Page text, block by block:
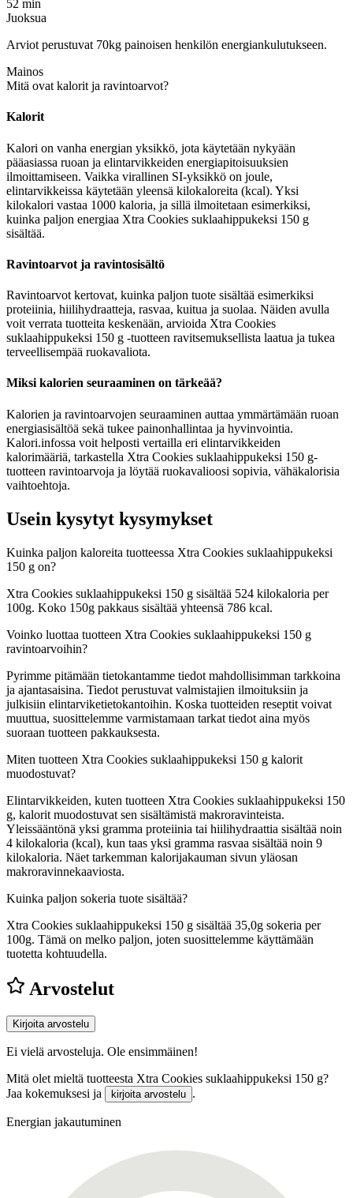
52 min
Juoksua
Arviot perustuvat 70kg painoisen henkilön energiankulutukseen.
Mainos
Mitä ovat kalorit ja ravintoarvot?
Kalorit
Kalori on vanha energian yksikkö, jota käytetään nykyään
pääasiassa ruoan ja elintarvikkeiden energiapitoisuuksien
ilmoittamiseen. Vaikka virallinen SI-yksikkö on joule,
elintarvikkeissa käytetään yleensä kilokaloreita (kcal). Yksi
kilokalori vastaa 1000 kaloria, ja sillä ilmoitetaan esimerkiksi,
kuinka paljon energiaa Xtra Cookies suklaahippukeksi 150 g
sisältää.
Ravintoarvot ja ravintosisältö
Ravintoarvot kertovat, kuinka paljon tuote sisältää esimerkiksi
proteiinia, hiilihydraatteja, rasvaa, kuitua ja suolaa. Näiden avulla
voit verrata tuotteita keskenään, arvioida Xtra Cookies
suklaahippukeksi 150 g -tuotteen ravitsemuksellista laatua ja tukea
terveellisempää ruokavaliota.
Miksi kalorien seuraaminen on tärkeää?
Kalorien ja ravintoarvojen seuraaminen auttaa ymmärtämään ruoan
energiasisältöä sekä tukee painonhallintaa ja hyvinvointia.
Kalori.infossa voit helposti vertailla eri elintarvikkeiden
kalorimääriä, tarkastella Xtra Cookies suklaahippukeksi 150 g-
tuotteen ravintoarvoja ja löytää ruokavalioosi sopivia, vähäkalorisia
vaihtoehtoja.
Usein kysytyt kysymykset
Kuinka paljon kaloreita tuotteessa Xtra Cookies suklaahippukeksi
150 g on?
Xtra Cookies suklaahippukeksi 150 g sisältää 524 kilokaloria per
100g. Koko 150g pakkaus sisältää yhteensä 786 kcal.
Voinko luottaa tuotteen Xtra Cookies suklaahippukeksi 150 g
ravintoarvoihin?
Pyrimme pitämään tietokantamme tiedot mahdollisimman tarkkoina
ja ajantasaisina. Tiedot perustuvat valmistajien ilmoituksiin ja
julkisiin elintarviketietokantoihin. Koska tuotteiden reseptit voivat
muuttua, suosittelemme varmistamaan tarkat tiedot aina myös
suoraan tuotteen pakkauksesta.
Miten tuotteen Xtra Cookies suklaahippukeksi 150 g kalorit
muodostuvat?
Elintarvikkeiden, kuten tuotteen Xtra Cookies suklaahippukeksi 150
g, kalorit muodostuvat sen sisältämistä makroravinteista.
Yleissääntönä yksi gramma proteiinia tai hiilihydraattia sisältää noin
4 kilokaloria (kcal), kun taas yksi gramma rasvaa sisältää noin 9
kilokaloria. Näet tarkemman kalorijakauman sivun yläosan
makroravinnekaaviosta.
Kuinka paljon sokeria tuote sisältää?
Xtra Cookies suklaahippukeksi 150 g sisältää 35,0g sokeria per
100g. Tämä on melko paljon, joten suosittelemme käyttämään
tuotetta kohtuudella.
Arvostelut
Kirjoita arvostelu
Ei vielä arvosteluja. Ole ensimmäinen!
Mitä olet mieltä tuotteesta Xtra Cookies suklaahippukeksi 150 g?
Jaa kokemuksesi ja
kirjoita arvostelu .
Energian jakautuminen